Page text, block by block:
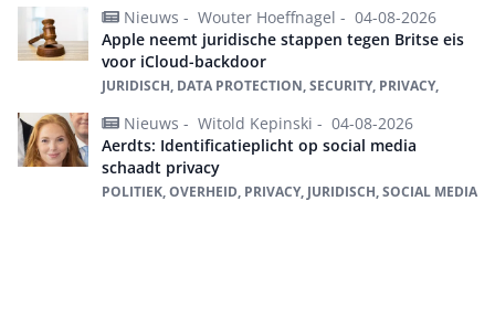
Nieuws - Wouter Hoeffnagel - 04-08-2026
Apple neemt juridische stappen tegen Britse eis
voor iCloud-backdoor
JURIDISCH, DATA PROTECTION, SECURITY, PRIVACY,
Nieuws - Witold Kepinski - 04-08-2026
Aerdts: Identificatieplicht op social media
schaadt privacy
POLITIEK, OVERHEID, PRIVACY, JURIDISCH, SOCIAL MEDIA